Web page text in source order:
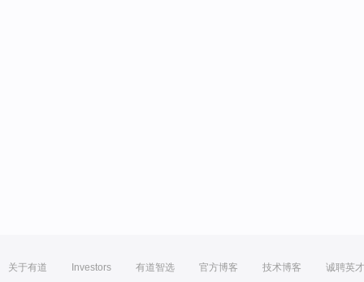
关于有道 Investors 有道智选 官方博客 技术博客 诚聘英才